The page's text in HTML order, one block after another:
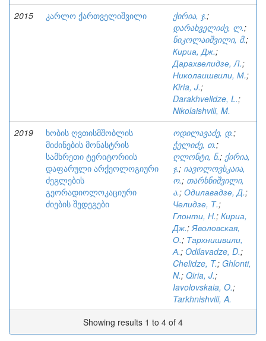
2015
კარლო ქართველიშვილი ქირია, ჯ.;
დარახველიძე, ლ.;
ნიკოლაიშვილი, მ.;
Кириа, Дж.;
Дарахвелидзе, Л.;
Николаишвили, М.;
Kiria, J.;
Darakhvelidze, L.;
Nikolaishvili, M.
2019
ხობის ღვთისმშობლის
მიძინების მონასტრის
სამხრეთი ტერიტორიის
დაფარული არქეოლოგიური
ძეგლების
გეორადიოლოკაციური
ძიების შედეგები
ოდილავაძე, დ.;
ჭელიძე, თ.;
ღლონტი, ნ.; ქირია,
ჯ.; იავოლოვსკაია,
ო.; თარხნიშვილი,
ა.; Одилавадзе, Д.;
Челидзе, Т.;
Глонти, Н.; Кириа,
Дж.;Яволовская,
О.; Тархнишвили,
А.; Odilavadze, D.;
Chelidze, T.; Ghlonti,
N.; Qiria, J.;
Iavolovskaia, O.;
Tarkhnishvili, A.
Showing results 1 to 4 of 4